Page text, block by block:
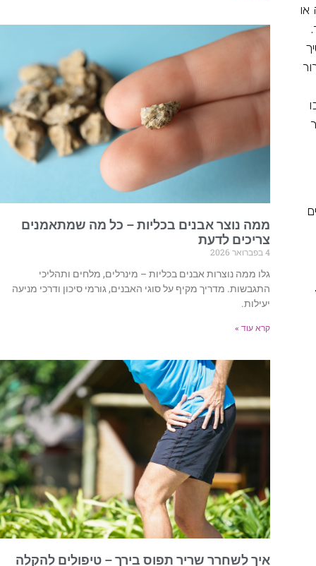
או
ממה נוצר אבנים בכליות – כל מה שמתאמנים
צריכים לדעת
4 בפברואר 2026
גלו ממה נוצרות אבנים בכליות – מינרלים, מלחים ותהליכי
התגבשות. מדריך מקיף על סוגי האבנים, גורמי סיכון ודרכי מניעה
יעילות.
קרא עוד »
איך לשחרר שריר תפוס בירך – טיפולים להקלה